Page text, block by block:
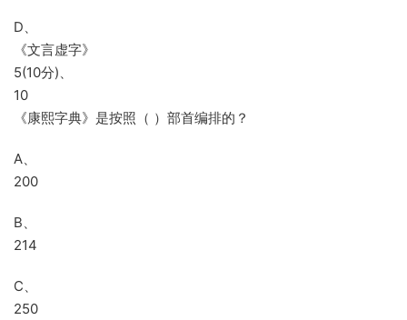
D、
《文言虚字》
5(10分)、
10
《康熙字典》是按照（ ）部首编排的？
A、
200
B、
214
C、
250